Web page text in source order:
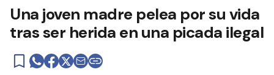
Una joven madre pelea por su vida
tras ser herida en una picada ilegal